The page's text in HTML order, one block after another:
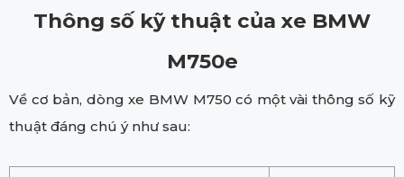
Thông số kỹ thuật của xe BMW
M750e
Về cơ bản, dòng xe BMW M750 có một vài thông số kỹ
thuật đáng chú ý như sau: